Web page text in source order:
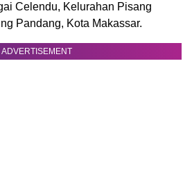
Celendu, Kelurahan Pisang
Pandang, Kota Makassar.
ADVERTISEMENT